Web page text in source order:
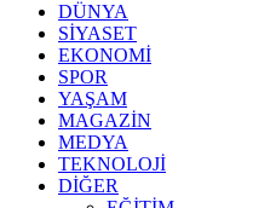
DÜNYA
SİYASET
EKONOMİ
SPOR
YAŞAM
MAGAZİN
MEDYA
TEKNOLOJİ
DİĞER